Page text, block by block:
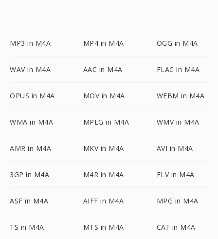
MP3 in M4A MP4 in M4A OGG in M4A
WAV in M4A AAC in M4A FLAC in M4A
OPUS in M4A MOV in M4A WEBM in M4A
WMA in M4A MPEG in M4A WMV in M4A
AMR in M4A MKV in M4A AVI in M4A
3GP in M4A M4R in M4A FLV in M4A
ASF in M4A AIFF in M4A MPG in M4A
TS in M4A MTS in M4A CAF in M4A